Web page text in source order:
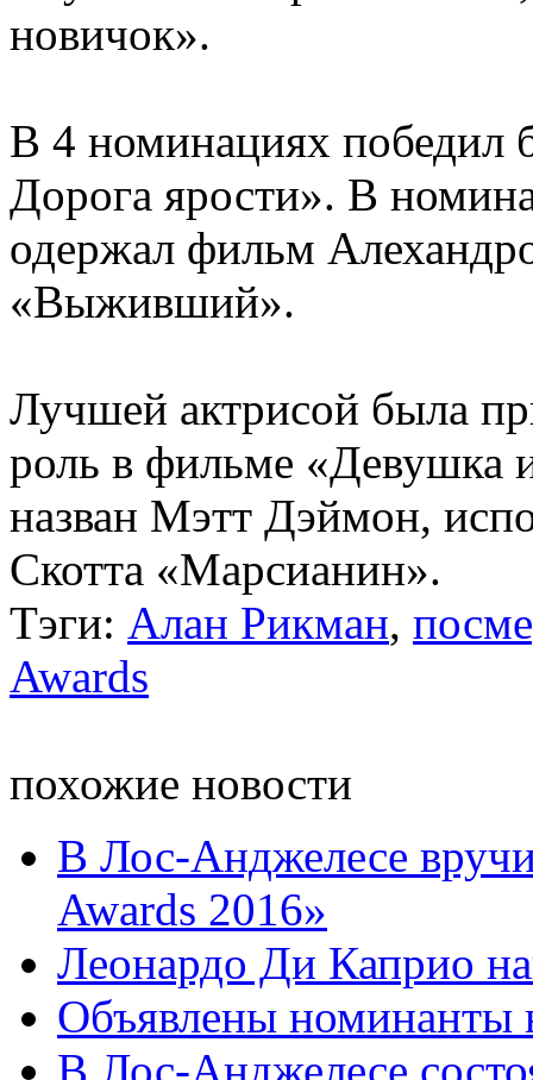
новичок».
В 4 номинациях победил
Дорога ярости». В
одержал фильм
«Выживший».
Лучшей актрисой была
роль в фильме «Девушка
назван Мэтт Дэймон,
Скотта «Марсианин».
Тэги: Алан Рикман,
Awards
похожие новости
В Лос-Анджелесе
Awards 2016»
Леонардо Ди Каприо
Объявлены номинанты
В Лос-Анджелесе